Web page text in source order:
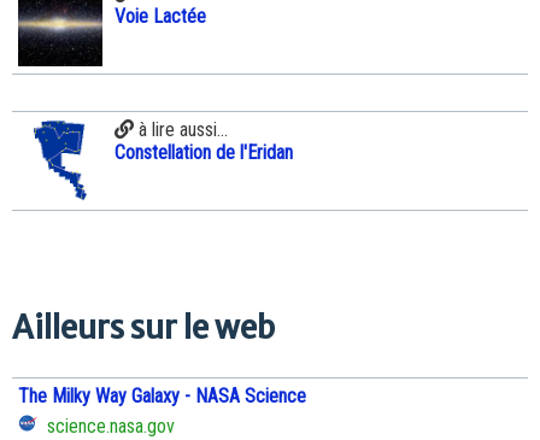
Voie Lactée
à lire aussi...
Constellation de l'Eridan
Ailleurs sur le web
The Milky Way Galaxy - NASA Science
science.nasa.gov